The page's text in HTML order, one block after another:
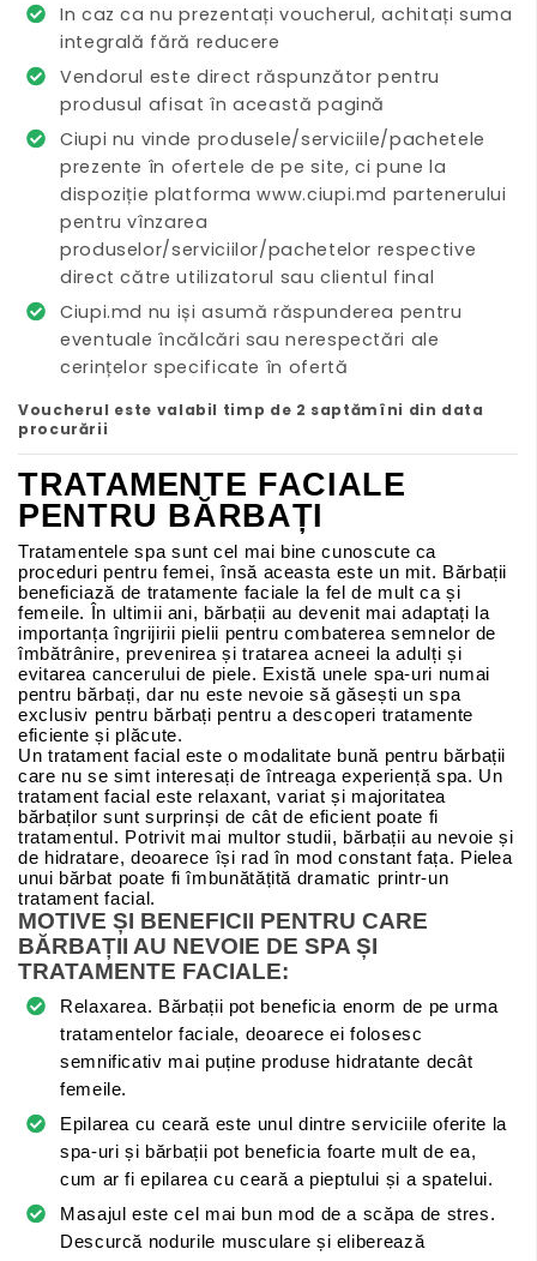
In caz ca nu prezentați voucherul, achitați suma
integrală fără reducere
Vendorul este direct răspunzător pentru
produsul afisat în această pagină
Ciupi nu vinde produsele/serviciile/pachetele
prezente în ofertele de pe site, ci pune la
dispoziție platforma www.ciupi.md partenerului
pentru vînzarea
produselor/serviciilor/pachetelor respective
direct către utilizatorul sau clientul final
Ciupi.md nu iși asumă răspunderea pentru
eventuale încălcări sau nerespectări ale
cerințelor specificate în ofertă
Voucherul este valabil timp de 2 saptămîni din data
procurării
TRATAMENTE FACIALE
PENTRU BĂRBAȚI
Tratamentele spa sunt cel mai bine cunoscute ca
proceduri pentru femei, însă aceasta este un mit. Bărbații
beneficiază de tratamente faciale la fel de mult ca și
femeile. În ultimii ani, bărbații au devenit mai adaptați la
importanța îngrijirii pielii pentru combaterea semnelor de
îmbătrânire, prevenirea și tratarea acneei la adulți și
evitarea cancerului de piele. Există unele spa-uri numai
pentru bărbați, dar nu este nevoie să găsești un spa
exclusiv pentru bărbați pentru a descoperi tratamente
eficiente și plăcute.
Un tratament facial este o modalitate bună pentru bărbații
care nu se simt interesați de întreaga experiență spa. Un
tratament facial este relaxant, variat și majoritatea
bărbaților sunt surprinși de cât de eficient poate fi
tratamentul. Potrivit mai multor studii, bărbații au nevoie și
de hidratare, deoarece își rad în mod constant fața. Pielea
unui bărbat poate fi îmbunătățită dramatic printr-un
tratament facial.
MOTIVE ȘI BENEFICII PENTRU CARE
BĂRBAȚII AU NEVOIE DE SPA ȘI
TRATAMENTE FACIALE:
Relaxarea. Bărbații pot beneficia enorm de pe urma
tratamentelor faciale, deoarece ei folosesc
semnificativ mai puține produse hidratante decât
femeile.
Epilarea cu ceară este unul dintre serviciile oferite la
spa-uri și bărbații pot beneficia foarte mult de ea,
cum ar fi epilarea cu ceară a pieptului și a spatelui.
Masajul este cel mai bun mod de a scăpa de stres.
Descurcă nodurile musculare și eliberează